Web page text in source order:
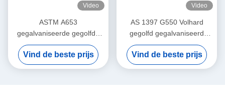
Video
ASTM A653
gegalvaniseerde gegolfde
dakplaat met 40 ‰ 275 g/m2
zinkcoating voor dak- en
wandbekleding
Vind de beste prijs
Video
AS 1397 G550 Volhard
gegolfd gegalvaniseerd
dakblad met 76 mm
golfprofiel en 40 ‰ 275 g/m2
zinkcoating
Vind de beste prijs